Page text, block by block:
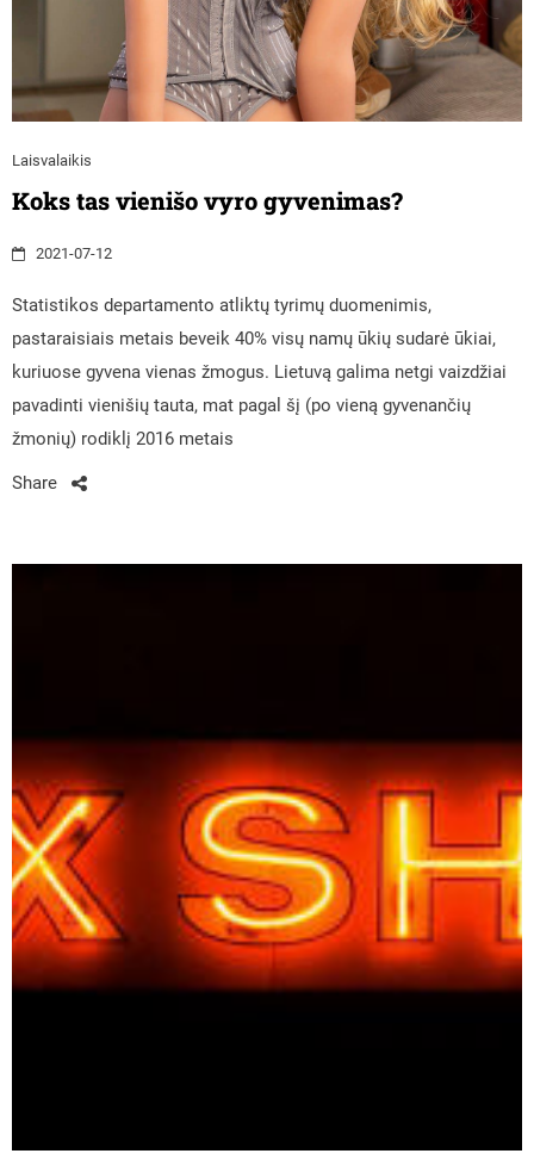
Laisvalaikis
Koks tas vienišo vyro gyvenimas?
2021-07-12
Statistikos departamento atliktų tyrimų duomenimis,
pastaraisiais metais beveik 40% visų namų ūkių sudarė ūkiai,
kuriuose gyvena vienas žmogus. Lietuvą galima netgi vaizdžiai
pavadinti vienišių tauta, mat pagal šį (po vieną gyvenančių
žmonių) rodiklį 2016 metais
Share